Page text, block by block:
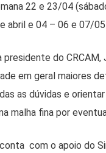
22 e 23/04
abril e 04 – 06 e 07/
presidente do
em geral maiores
as dúvidas e
malha fina por
com o apoio do